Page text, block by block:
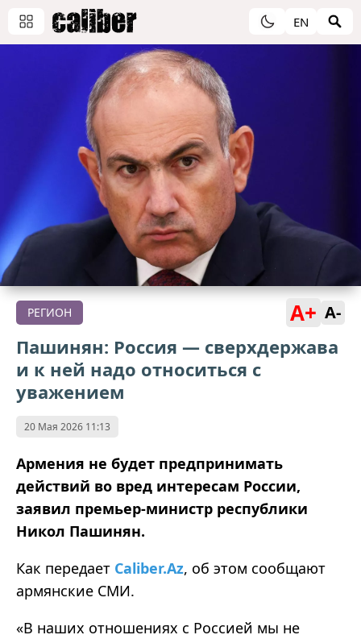
EN
РЕГИОН A+ A-
Пашинян: Россия — сверхдержава
и к ней надо относиться с
уважением
20 Мая 2026 11:13
Армения не будет предпринимать
действий во вред интересам России,
заявил премьер-министр республики
Никол Пашинян.
Как передает Caliber.Az, об этом сообщают
армянские СМИ.
«В наших отношениях с Россией мы не